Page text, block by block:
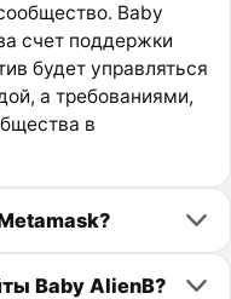
Baby
счет поддержки
будет управляться
а требованиями,
в
Baby AlienB?